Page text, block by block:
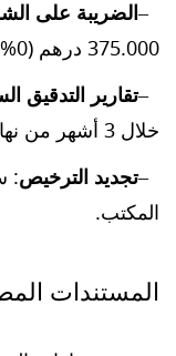
الضريبة على
375.000 درهم (0% للأرباح الأقل).
تقارير التدقيق
خلال 3 أشهر من نهاية السنة المالية.
تجديد الترخيص:
المكتب.
المستندات